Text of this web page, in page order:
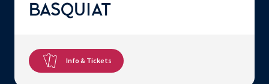
BASQUIAT
Info & Tickets